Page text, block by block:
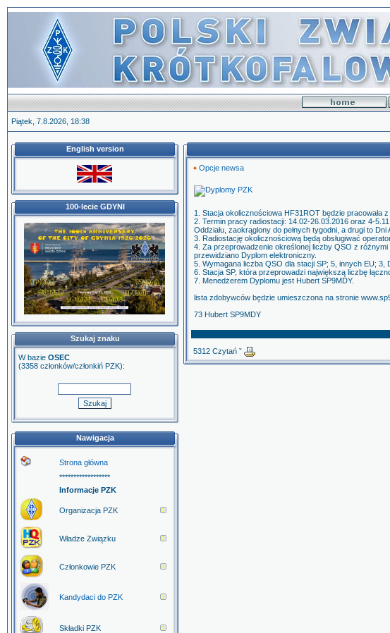
Piątek, 7.8.2026, 18:38
English version
100-lecie GDYNI
Szukaj znaku
W bazie OSEC
(3358 członków/członkiń PZK):
Nawigacja
Strona główna
******************
Informacje PZK
Organizacja PZK
Władze Związku
Członkowie PZK
Kandydaci do PZK
Składki PZK
Opcje newsa
1. Stacja okolicznościowa HF31ROT będzie pracowała
2. Termin pracy radiostacji: 14.02-26.03.2016 oraz 4-
Oddziału, zaokrąglony do pełnych tygodni, a drugi to Dni
3. Radiostację okolicznościową będą obsługiwać
4. Za przeprowadzenie określonej liczby QSO z
przewidziano Dyplom elektroniczny.
5. Wymagana liczba QSO dla stacji SP; 5, innych EU; 3,
6. Stacja SP, która przeprowadzi największą liczbę
7. Menedżerem Dyplomu jest Hubert SP9MDY.
lista zdobywców będzie umieszczona na stronie
73 Hubert SP9MDY
5312 Czytań ˇ